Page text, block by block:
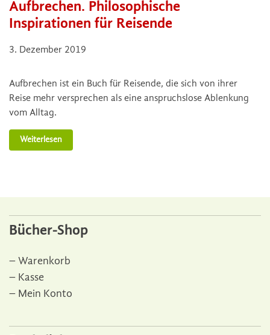
Aufbrechen. Philosophische
Inspirationen für Reisende
3. Dezember 2019
Aufbrechen ist ein Buch für Reisende, die sich von ihrer
Reise mehr versprechen als eine anspruchslose Ablenkung
vom Alltag.
Weiterlesen
Bücher-Shop
Warenkorb
Kasse
Mein Konto